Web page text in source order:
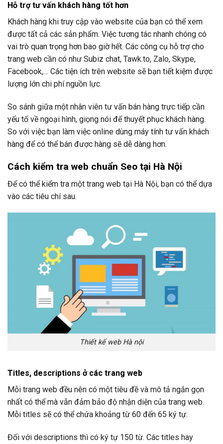
Hỗ trợ tư vấn khách hàng tốt hơn
Khách hàng khi truy cập vào website của bạn có thể xem
được tất cả các sản phẩm. Việc tương tác nhanh chóng có
vai trò quan trọng hơn bao giờ hết. Các công cụ hỗ trợ cho
trang web cần có như Subiz chat, Tawk.to, Zalo, Skype,
Facebook,… Các tiện ích trên website sẽ bạn tiết kiệm được
lượng lớn chi phí nguồn lực.
So sánh giữa một nhân viên tư vấn bán hàng trực tiếp cần
yếu tố về ngoại hình, giọng nói để thuyết phục khách hàng.
So với việc bạn làm việc online dùng máy tính tư vấn khách
hàng để có thể bán được hàng sẽ dễ dàng hơn.
Cách kiểm tra web chuẩn Seo tại Hà Nội
Để có thể kiểm tra một trang web tại Hà Nội, bạn có thể dựa
vào các tiêu chí sau.
Thiết kế web Hà nội
Titles, descriptions ở các trang web
Mỗi trang web đều nên có một tiêu đề và mô tả ngắn gọn
nhất có thể mà vẫn đảm bảo độ nhận diện của trang web.
Mỗi titles sẽ có thể chứa khoảng từ 60 đến 65 ký tự.
Đối với descriptions thì có ký tự 150 từ. Các titles hay